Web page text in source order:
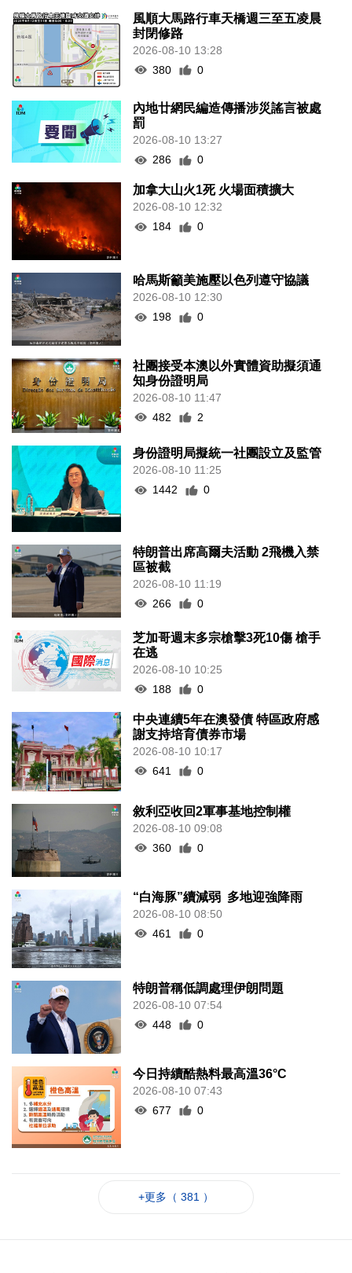
風順大馬路行車天橋週三至五凌晨
封閉修路
2026-08-10 13:28
380
0
內地廿網民編造傳播涉災謠言被處
罰
2026-08-10 13:27
286
0
加拿大山火1死 火場面積擴大
2026-08-10 12:32
184
0
哈馬斯籲美施壓以色列遵守協議
2026-08-10 12:30
198
0
社團接受本澳以外實體資助擬須通
知身份證明局
2026-08-10 11:47
482
2
身份證明局擬統一社團設立及監管
2026-08-10 11:25
1442
0
特朗普出席高爾夫活動 2飛機入禁
區被截
2026-08-10 11:19
266
0
芝加哥週末多宗槍擊3死10傷 槍手
在逃
2026-08-10 10:25
188
0
中央連續5年在澳發債 特區政府感
謝支持培育債券市場
2026-08-10 10:17
641
0
敘利亞收回2軍事基地控制權
2026-08-10 09:08
360
0
“白海豚”續減弱 多地迎強降雨
2026-08-10 08:50
461
0
特朗普稱低調處理伊朗問題
2026-08-10 07:54
448
0
今日持續酷熱料最高溫36°C
2026-08-10 07:43
677
0
+更多（ 381 ）